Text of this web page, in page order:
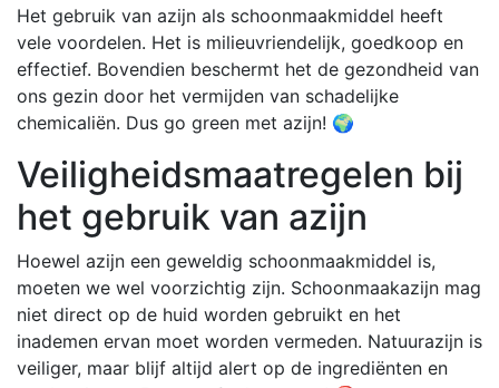
Het gebruik van azijn als schoonmaakmiddel heeft
vele voordelen. Het is milieuvriendelijk, goedkoop en
effectief. Bovendien beschermt het de gezondheid van
ons gezin door het vermijden van schadelijke
chemicaliën. Dus go green met azijn! 🌍
Veiligheidsmaatregelen bij
het gebruik van azijn
Hoewel azijn een geweldig schoonmaakmiddel is,
moeten we wel voorzichtig zijn. Schoonmaakazijn mag
niet direct op de huid worden gebruikt en het
inademen ervan moet worden vermeden. Natuurazijn is
veiliger, maar blijf altijd alert op de ingrediënten en